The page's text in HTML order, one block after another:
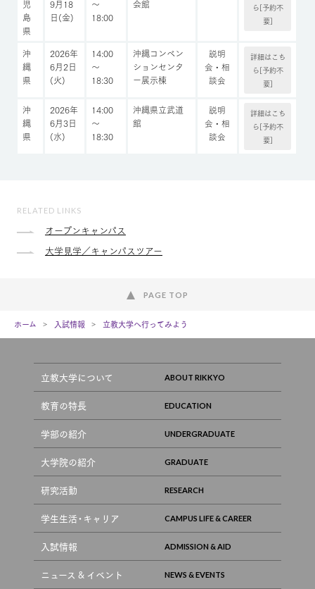
児
島
県
9月18
日(金)
～
18:00
会館
ら[予約不
要]
沖
縄
県
2026年
6月2日
(火)
14:00
～
18:30
沖縄コンベン
ションセンタ
ー展示棟
説明
会・相
談会
詳細はこち
ら[予約不
要]
沖
縄
県
2026年
6月3日
(水)
14:00
～
18:30
沖縄県立武道
館
説明
会・相
談会
詳細はこち
ら[予約不
要]
RELATED LINKS
オープンキャンパス
大学見学／キャンパスツアー
PAGE TOP
ホーム 入試情報 立教大学へ行ってみよう
立教大学について
教育の特長
学部の紹介
大学院の紹介
研究活動
学生生活・キャリア
入試情報
ニュース & イベント